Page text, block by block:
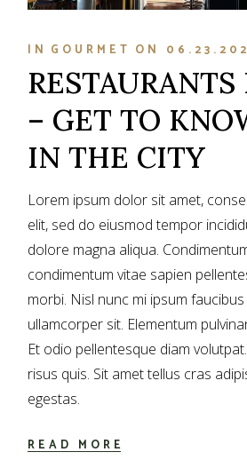
IN GOURMET ON
– GET TO
IN THE CITY
Lorem ipsum dolor sit amet,
elit, sed do eiusmod tempor
dolore magna aliqua.
condimentum vitae sapien
morbi. Nisl nunc mi ipsum
ullamcorper sit. Elementum
Et odio pellentesque diam
risus quis. Sit amet tellus cras
egestas.
READ MORE